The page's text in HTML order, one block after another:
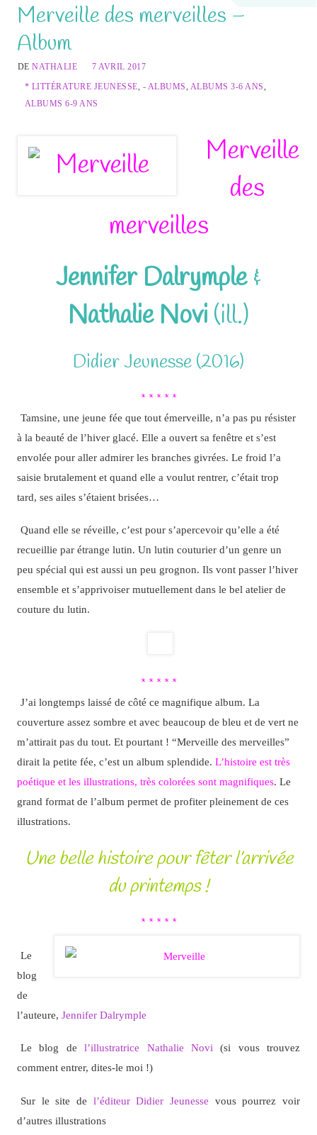
Merveille des merveilles –
Album
DENATHALIE
7 AVRIL 2017
* LITTÉRATURE JEUNESSE - ALBUMS ALBUMS 3-6 ANS
ALBUMS 6-9 ANS
Merveille
des
merveilles
Jennifer Dalrymple&
Nathalie Novi (ill.)
Didier Jeunesse (2016)
* * * * *
Tamsine, une jeune fée que tout émerveille, n’a pas pu résister
à la beauté de l’hiver glacé. Elle a ouvert sa fenêtre et s’est
envolée pour aller admirer les branches givrées. Le froid l’a
saisie brutalement et quand elle a voulut rentrer, c’était trop
tard, ses ailes s’étaient brisées…
Quand elle se réveille, c’est pour s’apercevoir qu’elle a été
recueillie par étrange lutin. Un lutin couturier d’un genre un
peu spécial qui est aussi un peu grognon. Ils vont passer l’hiver
ensemble et s’apprivoiser mutuellement dans le bel atelier de
couture du lutin.
* * * * *
J’ai longtemps laissé de côté ce magnifique album. La
couverture assez sombre et avec beaucoup de bleu et de vert ne
m’attirait pas du tout. Et pourtant ! “Merveille des merveilles”
dirait la petite fée, c’est un album splendide. L’histoire est très
poétique et les illustrations, très colorées sont magnifiques. Le
grand format de l’album permet de profiter pleinement de ces
illustrations.
Une belle histoire pour fêter l’arrivée
du printemps !
* * * * *
Le
blog
de
l’auteure, Jennifer Dalrymple
Le blog del’illustratrice Nathalie Novi (si vous trouvez
comment entrer, dites-le moi !)
Sur le site de l’éditeur Didier Jeunesse vous pourrez voir
d’autres illustrations